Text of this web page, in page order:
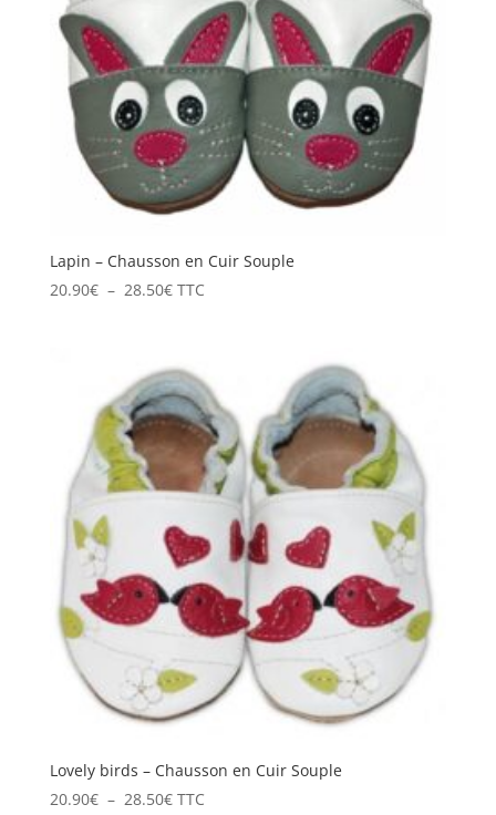
Lapin – Chausson en Cuir Souple
20.90€ – 28.50€Plage
20.90€
à
28.50€
TTC
Lovely birds – Chausson en Cuir Souple
20.90€ – 28.50€Plage
TTC